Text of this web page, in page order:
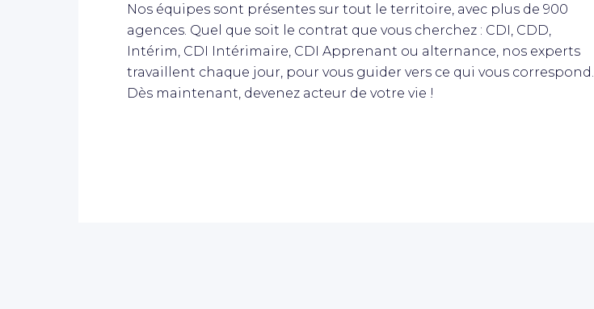
Nos équipes sont présentes sur tout le territoire, avec plus de 900
agences. Quel que soit le contrat que vous cherchez : CDI, CDD,
Intérim, CDI Intérimaire, CDI Apprenant ou alternance, nos experts
travaillent chaque jour, pour vous guider vers ce qui vous correspond.
Dès maintenant, devenez acteur de votre vie !